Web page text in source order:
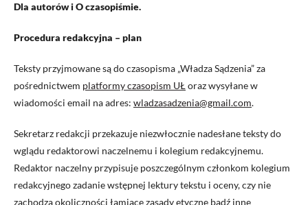
Dla autorów i O czasopiśmie.
Procedura redakcyjna – plan
Teksty przyjmowane są do czasopisma „Władza Sądzenia” za
pośrednictwem platformy czasopism UŁ oraz wysyłane w
wiadomości email na adres: wladzasadzenia@gmail.com.
Sekretarz redakcji przekazuje niezwłocznie nadesłane teksty do
wglądu redaktorowi naczelnemu i kolegium redakcyjnemu.
Redaktor naczelny przypisuje poszczególnym członkom kolegium
redakcyjnego zadanie wstępnej lektury tekstu i oceny, czy nie
zachodzą okoliczności łamiące zasady etyczne bądź inne